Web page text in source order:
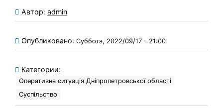
Автор: admin
Опубликовано: Суббота, 2022/09/17 - 21:00
Категории:
Оперативна ситуація Дніпропетровської області
Суспільство